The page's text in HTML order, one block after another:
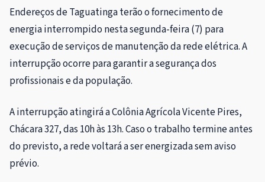
Endereços de Taguatinga terão o fornecimento de
energia interrompido nesta segunda-feira (7) para
execução de serviços de manutenção da rede elétrica. A
interrupção ocorre para garantir a segurança dos
profissionais e da população.
A interrupção atingirá a Colônia Agrícola Vicente Pires,
Chácara 327, das 10h às 13h. Caso o trabalho termine antes
do previsto, a rede voltará a ser energizada sem aviso
prévio.